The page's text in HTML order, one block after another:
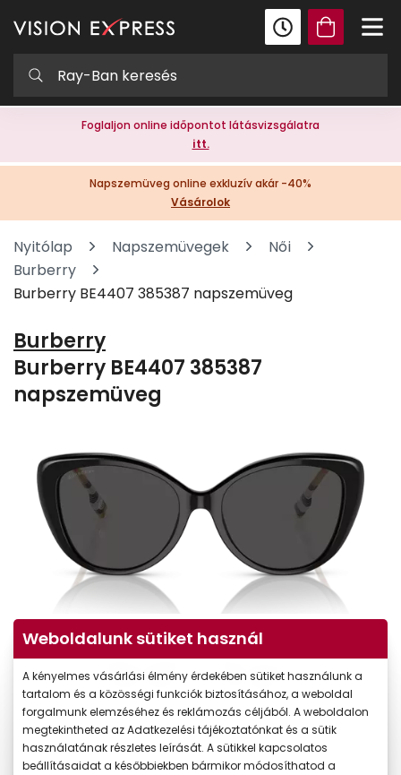
Foglaljon online időpontot látásvizsgálatra
itt.
Napszemüveg online exkluzív akár -40%
Vásárolok
Nyitólap Napszemüvegek
Női
Burberry
Burberry BE4407 385387 napszemüveg
Burberry
Burberry BE4407 385387
napszemüveg
Weboldalunk sütiket használ
A kényelmes vásárlási élmény érdekében sütiket használunk a
tartalom és a közösségi funkciók biztosításához, a weboldal
forgalmunk elemzéséhez és reklámozás céljából. A weboldalon
megtekintheted az Adatkezelési tájékoztatónkat és a sütik
használatának részletes leírását. A sütikkel kapcsolatos
beállításaidat a későbbiekben bármikor módosíthatod a